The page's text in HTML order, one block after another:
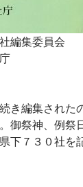
編集委員会
き編集された
御祭神、例祭
下７３０社を